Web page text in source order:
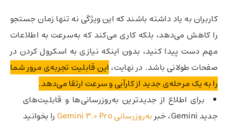
کاربران به یاد داشته باشند که این ویژگی نه تنها زمان جستجو
را کاهش می‌دهد، بلکه کاری می‌کند که به‌سرعت به اطلاعات
مهم دست پیدا کنید، بدون اینکه نیازی به اسکرول کردن در
صفحات طولانی باشد. در نهایت، این قابلیت تجربه‌ی مرور شما
را به یک مرحله‌ی جدید از کارآیی و سرعت ارتقا می‌دهد.
برای اطلاع از جدیدترین به‌روزرسانی‌ها و قابلیت‌های
جدید Gemini، خبر
به‌روزرسانی Gemini 3.0 Pro
را بخوانید